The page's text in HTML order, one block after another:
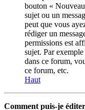
bouton «
sujet ou un
peut que vous
rédiger un
permissions est
sujet. Par
dans ce forum,
ce forum, etc.
Haut
Comment puis-je